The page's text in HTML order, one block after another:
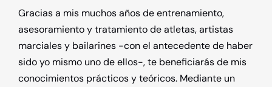
Gracias a mis muchos años de entrenamiento,
asesoramiento y tratamiento de atletas, artistas
marciales y bailarines -con el antecedente de haber
sido yo mismo uno de ellos-, te beneficiarás de mis
conocimientos prácticos y teóricos. Mediante un